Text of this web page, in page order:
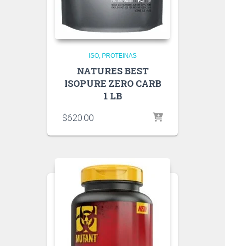
ISO PROTEINAS
NATURES BEST
ISOPURE ZERO CARB
1 LB
$620.00